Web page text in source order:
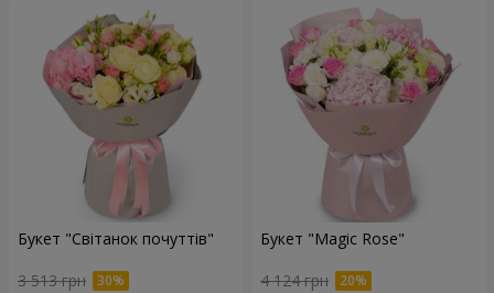
Букет "Світанок почуттів"
3 513 грн
Букет "Magic Rose"
4 124 грн